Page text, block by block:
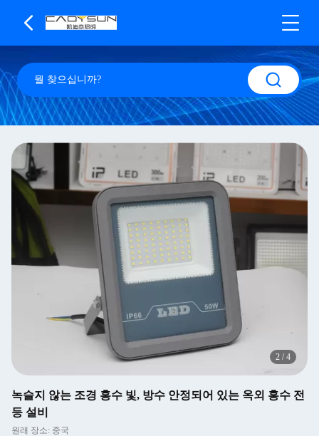
2 /4
녹슬지 않는 조경 홍수 빛, 방수 안정되어 있는 옥외 홍수 전
등 설비
원래 장소: 중국